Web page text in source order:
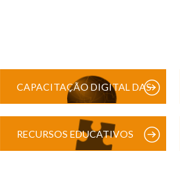
CAPACITAÇÃO DIGITAL DAS
RECURSOS EDUCATIVOS